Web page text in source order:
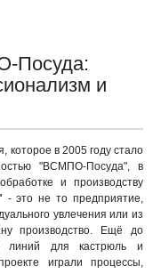
Посуда:
и
которое в 2005 году стало
"ВСМПО-Посуда", в
и производству
- это не то предприятие,
увлечения или из
производство. Ещё до
линий для кастрюль и
играли процессы,